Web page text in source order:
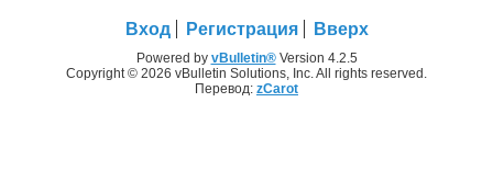
Вход Регистрация Вверх
Powered by vBulletin®Version 4.2.5
Copyright © 2026 vBulletin Solutions, Inc. All rights reserved.
Перевод: zCarot